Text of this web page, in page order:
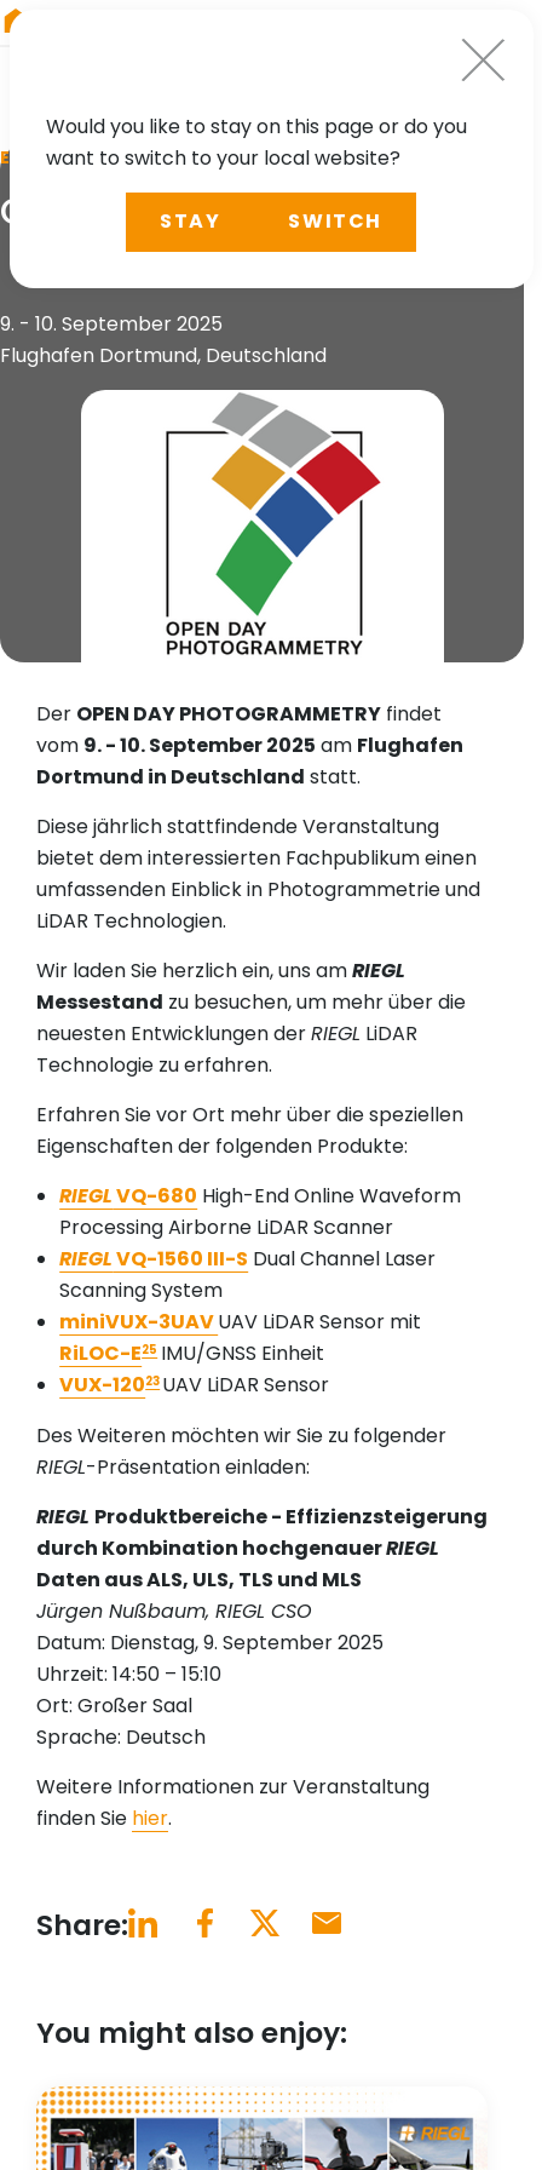
EVENT
Open Day Photogrammetry
9. - 10. September 2025
Flughafen Dortmund, Deutschland
Der OPEN DAY PHOTOGRAMMETRY findet
vom 9. - 10. September 2025 am Flughafen
Dortmund in Deutschland statt.
Diese jährlich stattfindende Veranstaltung
bietet dem interessierten Fachpublikum einen
umfassenden Einblick in Photogrammetrie und
LiDAR Technologien.
Wir laden Sie herzlich ein, uns amRIEGL
Messestand zu besuchen, um mehr über die
neuesten Entwicklungen derRIEGL LiDAR
Technologie zu erfahren.
Erfahren Sie vor Ort mehr über die speziellen
Eigenschaften der folgenden Produkte:
RIEGLVQ-680 High-End Online Waveform
Processing Airborne LiDAR Scanner
RIEGLVQ-1560 III-S Dual Channel Laser
Scanning System
miniVUX-3UAVUAV LiDAR Sensor mit
RiLOC-E25 IMU/GNSS Einheit
VUX-12023 UAV LiDAR Sensor
Des Weiteren möchten wir Sie zu folgender
RIEGL-Präsentation einladen:
RIEGL Produktbereiche - Effizienzsteigerung
durch Kombination hochgenauerRIEGL
Daten aus ALS, ULS, TLS und MLS
Jürgen Nußbaum, RIEGL CSO
Datum: Dienstag, 9. September 2025
Uhrzeit: 14:50 – 15:10
Ort: Großer Saal
Sprache: Deutsch
Weitere Informationen zur Veranstaltung
finden Sie hier.
Share:
You might also enjoy:
Would you like to stay on this page or do you
want to switch to your local website?
STAY SWITCH